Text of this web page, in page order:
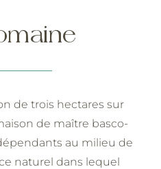
de trois hectares sur
de maître basco-
au milieu de
naturel dans lequel